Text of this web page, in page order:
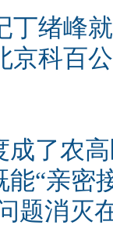
绪峰就
京科百
了农高
“亲密
题消灭